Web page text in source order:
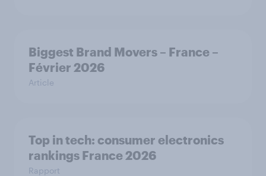
Biggest Brand Movers – France –
Février 2026
Article
Top in tech: consumer electronics
rankings France 2026
Rapport